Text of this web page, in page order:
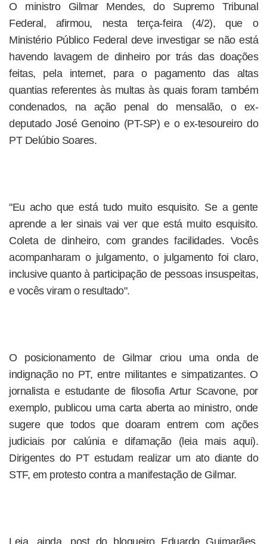
O ministro Gilmar Mendes, do Supremo Tribunal
Federal, afirmou, nesta terça-feira (4/2), que o
Ministério Público Federal deve investigar se não está
havendo lavagem de dinheiro por trás das doações
feitas, pela internet, para o pagamento das altas
quantias referentes às multas às quais foram também
condenados, na ação penal do mensalão, o ex-
deputado José Genoino (PT-SP) e o ex-tesoureiro do
PT Delúbio Soares.
"Eu acho que está tudo muito esquisito. Se a gente
aprende a ler sinais vai ver que está muito esquisito.
Coleta de dinheiro, com grandes facilidades. Vocês
acompanharam o julgamento, o julgamento foi claro,
inclusive quanto à participação de pessoas insuspeitas,
e vocês viram o resultado".
O posicionamento de Gilmar criou uma onda de
indignação no PT, entre militantes e simpatizantes. O
jornalista e estudante de filosofia Artur Scavone, por
exemplo, publicou uma carta aberta ao ministro, onde
sugere que todos que doaram entrem com ações
judiciais por calúnia e difamação (leia mais aqui).
Dirigentes do PT estudam realizar um ato diante do
STF, em protesto contra a manifestação de Gilmar.
Leia, ainda, post do blogueiro Eduardo Guimarães,